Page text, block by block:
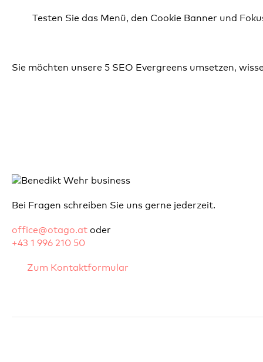
Testen Sie das Menü, den Cookie Banner und
Sie möchten unsere 5 SEO Evergreens umsetzen,
Bei Fragen schreiben Sie uns gerne jederzeit.
office@otago.at oder
+43 1 996 210 50
Zum Kontaktformular